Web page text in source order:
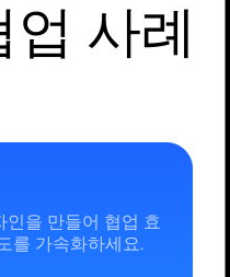
업 사례
인을 만들어 협업 효
를 가속화하세요.